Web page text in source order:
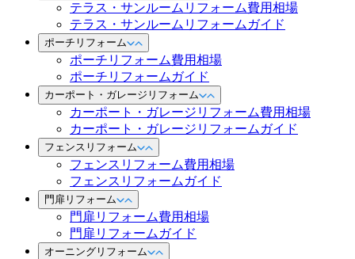
テラス・サンルームリフォーム費用相場
テラス・サンルームリフォームガイド
ポーチリフォーム
ポーチリフォーム費用相場
ポーチリフォームガイド
カーポート・ガレージリフォーム
カーポート・ガレージリフォーム費用相場
カーポート・ガレージリフォームガイド
フェンスリフォーム
フェンスリフォーム費用相場
フェンスリフォームガイド
門扉リフォーム
門扉リフォーム費用相場
門扉リフォームガイド
オーニングリフォーム